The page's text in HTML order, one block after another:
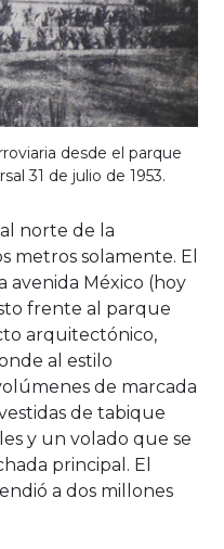
desde el parque
31 de julio de 1953.
norte de la
metros solamente. El
avenida México (hoy
frente al parque
arquitectónico,
al estilo
de marcada
de tabique
y un volado que se
principal. El
a dos millones